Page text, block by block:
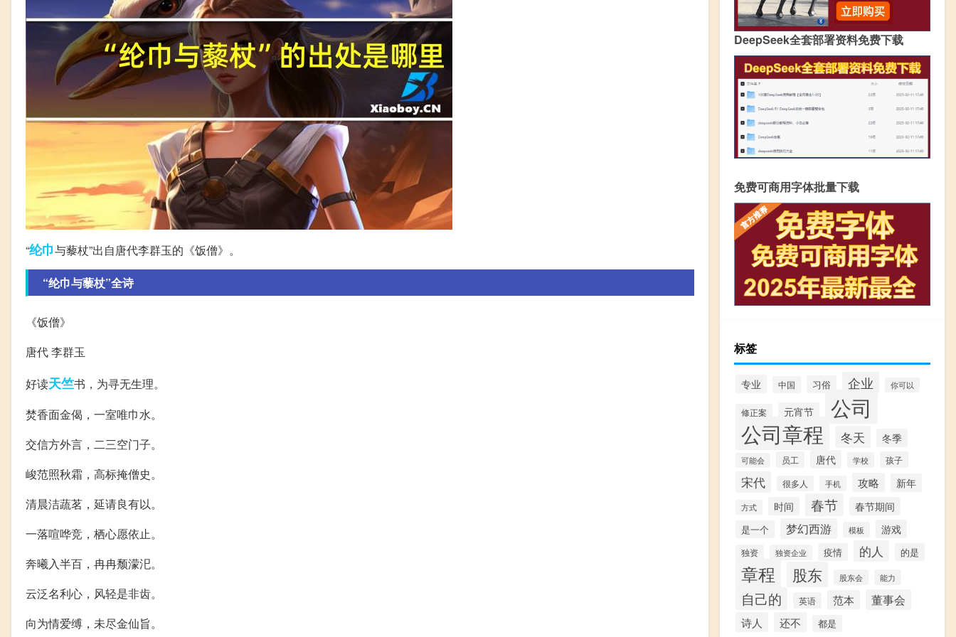
“纶巾与藜杖”出自唐代李群玉的《饭僧》。
“纶巾与藜杖”全诗
《饭僧》
唐代 李群玉
好读天竺书，为寻无生理。
焚香面金偈，一室唯巾水。
交信方外言，二三空门子。
峻范照秋霜，高标掩僧史。
清晨洁蔬茗，延请良有以。
一落喧哗竞，栖心愿依止。
奔曦入半百，冉冉颓濛汜。
云泛名利心，风轻是非齿。
向为情爱缚，未尽金仙旨。
DeepSeek全套部署资料免费下载
免费可商用字体批量下载
标签
专业 中国 习俗 企业 你可以
修正案 元宵节 公司
公司章程 冬天 冬季
可能会 员工 唐代 学校 孩子
宋代 很多人 手机 攻略 新年
方式 时间 春节 春节期间
是一个 梦幻西游 模板 游戏
独资 独资企业 疫情 的人 的是
章程 股东 股东会 能力
自己的 英语 范本 董事会
诗人 还不 都是